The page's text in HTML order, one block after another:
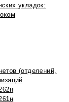
укладок:
(отделений,